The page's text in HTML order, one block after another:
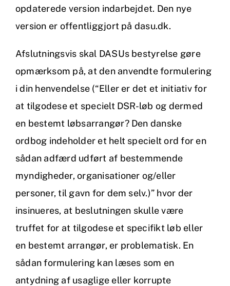
opdaterede version indarbejdet. Den nye
version er offentliggjort på dasu.dk.
Afslutningsvis skal DASUs bestyrelse gøre
opmærksom på, at den anvendte formulering
i din henvendelse (“Eller er det et initiativ for
at tilgodese et specielt DSR-løb og dermed
en bestemt løbsarrangør? Den danske
ordbog indeholder et helt specielt ord for en
sådan adfærd udført af bestemmende
myndigheder, organisationer og/eller
personer, til gavn for dem selv.)” hvor der
insinueres, at beslutningen skulle være
truffet for at tilgodese et specifikt løb eller
en bestemt arrangør, er problematisk. En
sådan formulering kan læses som en
antydning af usaglige eller korrupte